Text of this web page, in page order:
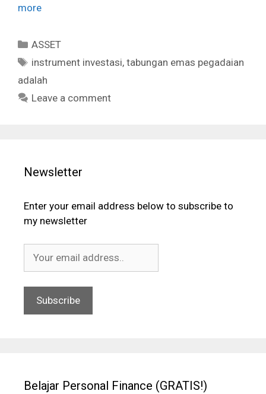
more
Categories
ASSET
Tags
instrument investasi,tabungan emas pegadaian
adalah
Leave a comment
Newsletter
Enter your email address below to subscribe to
my newsletter
Belajar Personal Finance (GRATIS!)